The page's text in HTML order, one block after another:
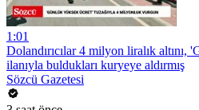
1:01
Dolandırıcılar 4 milyon liralık
ilanıyla buldukları kuryeye aldırmış
Sözcü Gazetesi